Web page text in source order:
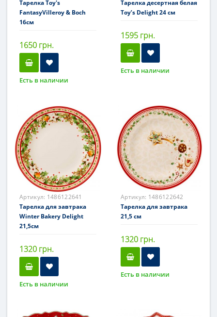
Тарелка Toy's
FantasyVilleroy & Boch
16см
1650 грн.
Есть в наличии
Тарелка десертная белая
Toy’s Delight 24 см
1595 грн.
Есть в наличии
Артикул: 1486122641
Тарелка для завтрака
Winter Bakery Delight
21,5см
1320 грн.
Есть в наличии
Артикул: 1486122642
Тарелка для завтрака
21,5 см
1320 грн.
Есть в наличии